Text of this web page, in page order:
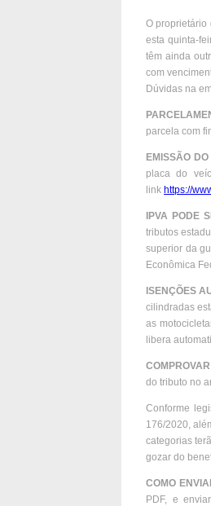
O proprietário
esta quinta-
têm ainda
com
Dúvidas na
parcela com
EMISSÃO
placa do
link https://
IPVA PODE
tributos
superior da
Econômica
ISENÇÕES
cilindradas
as
libera
do tributo no
Conforme
176/2020,
categorias
gozar do
COMO
PDF, e